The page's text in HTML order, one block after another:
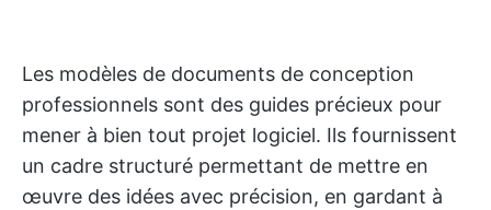
Les modèles de documents de conception
professionnels sont des guides précieux pour
mener à bien tout projet logiciel. Ils fournissent
un cadre structuré permettant de mettre en
œuvre des idées avec précision, en gardant à